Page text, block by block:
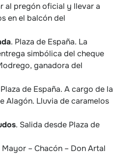
al pregón oficial y llevar a
en el balcón del
. Plaza de España. La
simbólica del cheque
ganadora del
de España. A cargo de la
Alagón. Lluvia de caramelos
. Salida desde Plaza de
– Chacón – Don Artal